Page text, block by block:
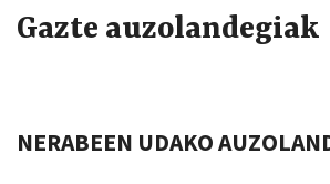
Gazte auzolandegiak
NERABEEN UDAKO